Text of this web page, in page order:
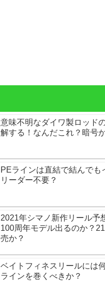
意味不明なダイワ製ロッド
解する！なんだこれ？暗号
PEラインは直結で結んでも
リーダー不要？
2021年シマノ新作リール予
100周年モデル出るのか？
売か？
ベイトフィネスリールには
ラインを巻くべきか？